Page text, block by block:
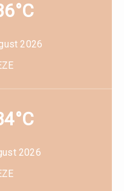
2026
2026